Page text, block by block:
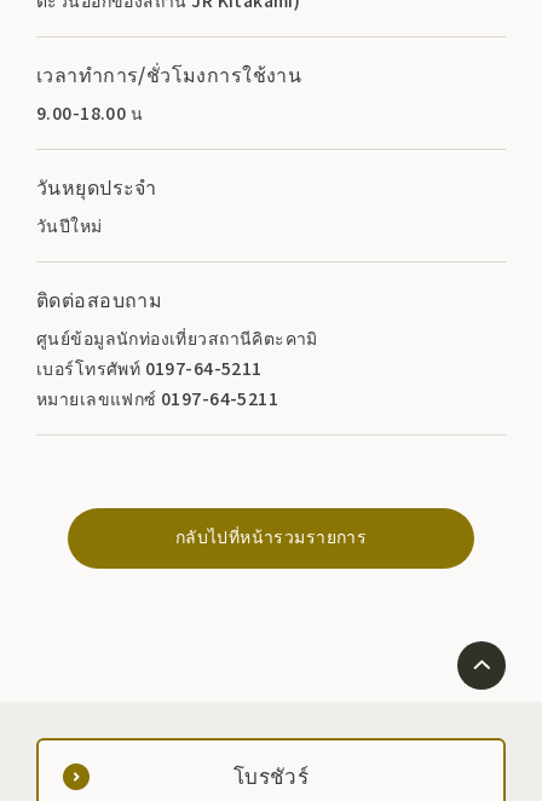
เวลาทำการ/ชั่วโมงการใช้งาน
9.00-18.00 น
วันหยุดประจำ
วันปีใหม่
ติดต่อสอบถาม
ศูนย์ข้อมูลนักท่องเที่ยวสถานีคิตะคามิ
เบอร์โทรศัพท์ 0197-64-5211
หมายเลขแฟกซ์ 0197-64-5211
กลับไปที่หน้ารวมรายการ
โบรชัวร์